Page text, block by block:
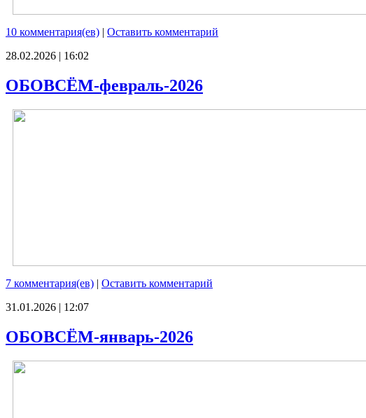
10 комментария(ев) | Оставить комментарий
28.02.2026 | 16:02
ОБОВСЁМ-февраль-2026
7 комментария(ев) | Оставить комментарий
31.01.2026 | 12:07
ОБОВСЁМ-январь-2026